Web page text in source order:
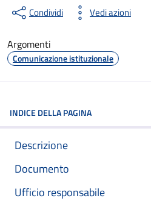
Condividi Vedi azioni
Argomenti
Comunicazione istituzionale
INDICE DELLA PAGINA
Descrizione
Documento
Ufficio responsabile